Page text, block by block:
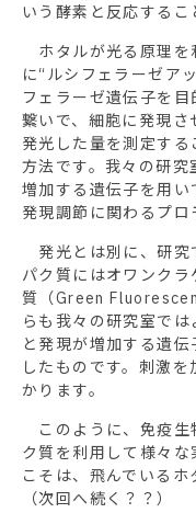
いう酵素と反応するこ
ホタルが光る原理を
に“ルシフェラーゼア
フェラーゼ遺伝子を
繋いで、細胞に発現さ
発光した量を測定す
方法です。我々の研
増加する遺伝子を用
発現調節に関わるプロ
発光とは別に、研究
パク質にはオワンク
質（Green
らも我々の研究室で
と発現が増加する遺
したものです。刺激
かります。
このように、免疫生
ク質を利用して様々
こそは、飛んでいる
（次回へ続く？？）